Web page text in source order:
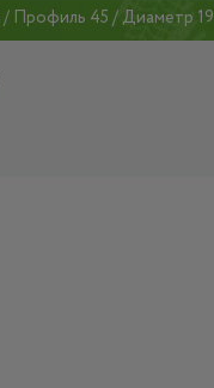
Профиль 45 / Диаметр 19